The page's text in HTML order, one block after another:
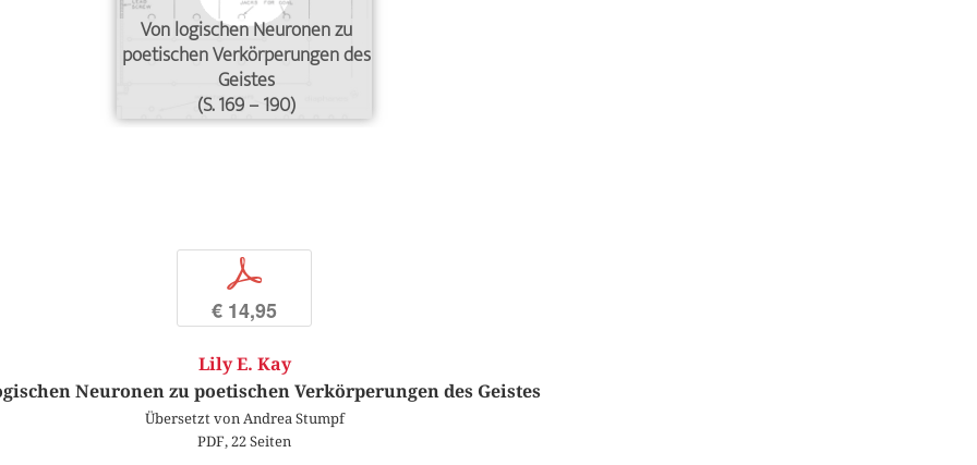
Von logischen Neuronen zu
poetischen Verkörperungen des
Geistes
(S. 169 – 190)
p
€ 14,95
Lily E. Kay
Neuronen zu poetischen Verkörperungen des Geistes
Übersetzt von Andrea Stumpf
PDF, 22 Seiten